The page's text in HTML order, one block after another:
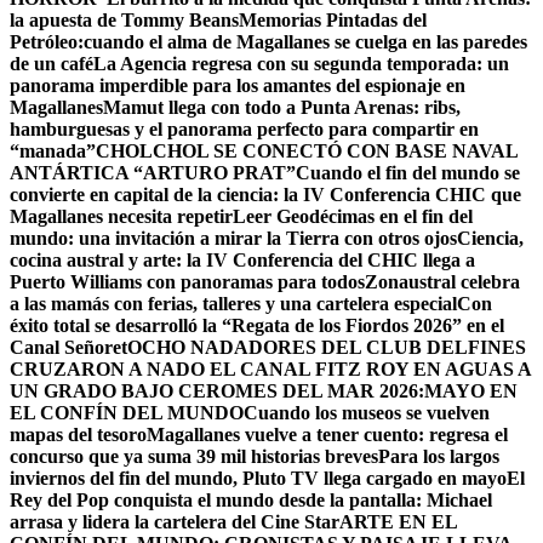
la apuesta de Tommy BeansMemorias Pintadas del
Petróleo:cuando el alma de Magallanes se cuelga en las paredes
de un caféLa Agencia regresa con su segunda temporada: un
panorama imperdible para los amantes del espionaje en
MagallanesMamut llega con todo a Punta Arenas: ribs,
hamburguesas y el panorama perfecto para compartir en
“manada”CHOLCHOL SE CONECTÓ CON BASE NAVAL
ANTÁRTICA “ARTURO PRAT”Cuando el fin del mundo se
convierte en capital de la ciencia: la IV Conferencia CHIC que
Magallanes necesita repetirLeer Geodécimas en el fin del
mundo: una invitación a mirar la Tierra con otros ojosCiencia,
cocina austral y arte: la IV Conferencia del CHIC llega a
Puerto Williams con panoramas para todosZonaustral celebra
a las mamás con ferias, talleres y una cartelera especialCon
éxito total se desarrolló la “Regata de los Fiordos 2026” en el
Canal SeñoretOCHO NADADORES DEL CLUB DELFINES
CRUZARON A NADO EL CANAL FITZ ROY EN AGUAS A
UN GRADO BAJO CEROMES DEL MAR 2026:MAYO EN
EL CONFÍN DEL MUNDOCuando los museos se vuelven
mapas del tesoroMagallanes vuelve a tener cuento: regresa el
concurso que ya suma 39 mil historias brevesPara los largos
inviernos del fin del mundo, Pluto TV llega cargado en mayoEl
Rey del Pop conquista el mundo desde la pantalla: Michael
arrasa y lidera la cartelera del Cine StarARTE EN EL